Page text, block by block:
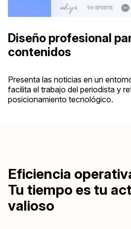
Diseño profesional
contenidos
Presenta las noticias en un
facilita el trabajo del periodista y
posicionamiento tecnológico.
Eficiencia
Tu tiempo es tu
valioso